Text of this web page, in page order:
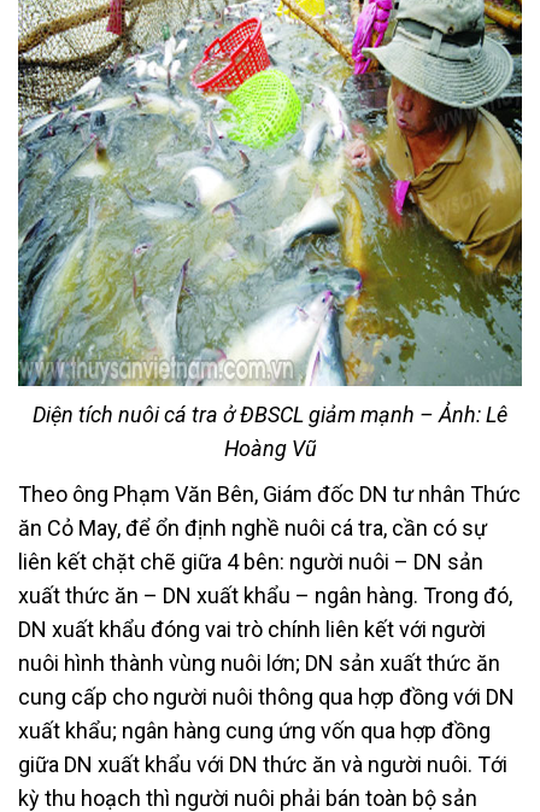
Diện tích nuôi cá tra ở ĐBSCL giảm mạnh – Ảnh: Lê
Hoàng Vũ
Theo ông Phạm Văn Bên, Giám đốc DN tư nhân Thức
ăn Cỏ May, để ổn định nghề nuôi cá tra, cần có sự
liên kết chặt chẽ giữa 4 bên: người nuôi – DN sản
xuất thức ăn – DN xuất khẩu – ngân hàng. Trong đó,
DN xuất khẩu đóng vai trò chính liên kết với người
nuôi hình thành vùng nuôi lớn; DN sản xuất thức ăn
cung cấp cho người nuôi thông qua hợp đồng với DN
xuất khẩu; ngân hàng cung ứng vốn qua hợp đồng
giữa DN xuất khẩu với DN thức ăn và người nuôi. Tới
kỳ thu hoạch thì người nuôi phải bán toàn bộ sản